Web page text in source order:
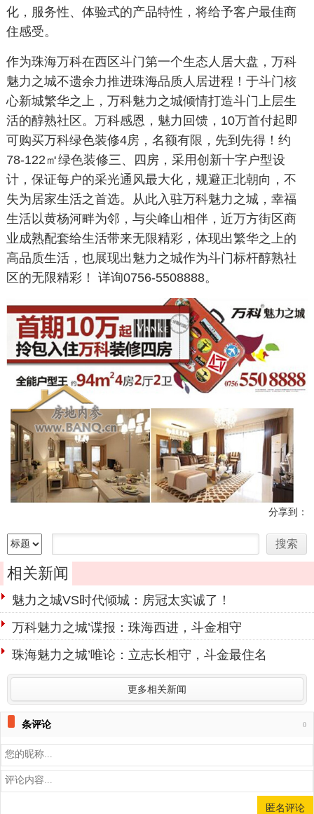
化，服务性、体验式的产品特性，将给予客户最佳商
住感受。
作为珠海万科在西区斗门第一个生态人居大盘，万科
魅力之城不遗余力推进珠海品质人居进程！于斗门核
心新城繁华之上，万科魅力之城倾情打造斗门上层生
活的醇熟社区。万科感恩，魅力回馈，10万首付起即
可购买万科绿色装修4房，名额有限，先到先得！约
78-122㎡绿色装修三、四房，采用创新十字户型设
计，保证每户的采光通风最大化，规避正北朝向，不
失为居家生活之首选。从此入驻万科魅力之城，幸福
生活以黄杨河畔为邻，与尖峰山相伴，近万方街区商
业成熟配套给生活带来无限精彩，体现出繁华之上的
高品质生活，也展现出魅力之城作为斗门标杆醇熟社
区的无限精彩！ 详询0756-5508888。
分享到：
相关新闻
魅力之城VS时代倾城：房冠太实诚了！
万科魅力之城’谍报：珠海西进，斗金相守
珠海魅力之城’唯论：立志长相守，斗金最住名
更多相关新闻
0
条评论